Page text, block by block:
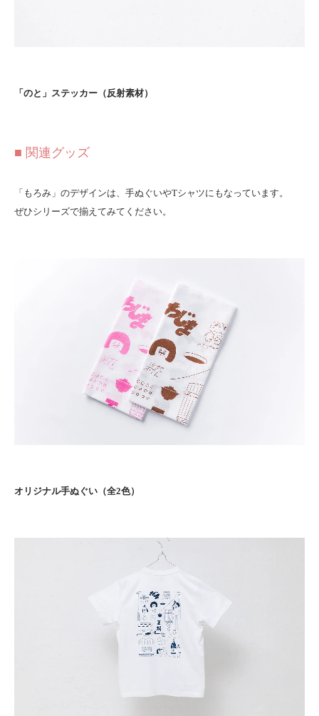
「のと」ステッカー（反射素材）
■ 関連グッズ
「もろみ」のデザインは、手ぬぐいやTシャツにもなっています。
ぜひシリーズで揃えてみてください。
オリジナル手ぬぐい（全2色）